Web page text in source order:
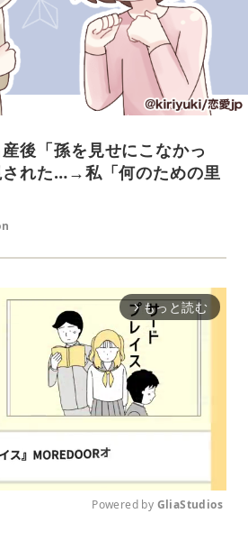
産後「孫を見せにこなかっ
された…→私「何のための里
arrow_forward_ios もっと読む
Powered by GliaStudios